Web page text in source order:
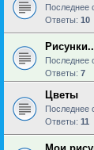
Последнее
Ответы: 10
Рисунки..
Последнее
Ответы: 7
Цветы
Последнее
Ответы: 11